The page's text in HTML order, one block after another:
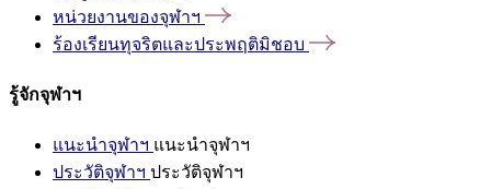
หน่วยงานของจุฬาฯ
ร้องเรียนทุจริตและประพฤติมิชอบ
รู้จักจุฬาฯ
แนะนำจุฬาฯ แนะนำจุฬาฯ
ประวัติจุฬาฯ ประวัติจุฬาฯ